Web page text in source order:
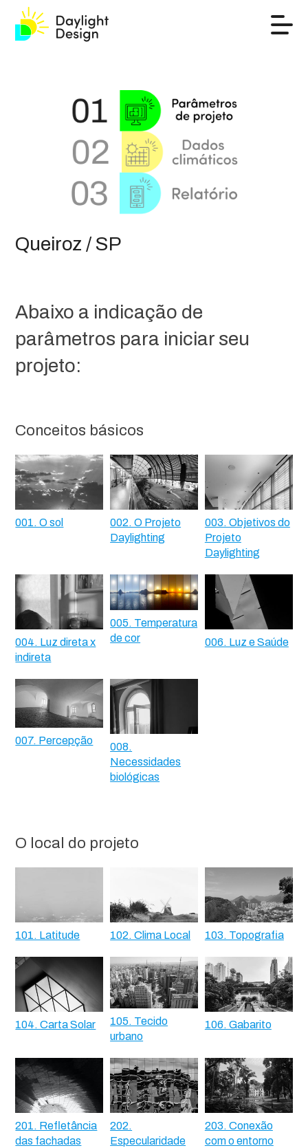
Queiroz / SP
Abaixo a indicação de
parâmetros para iniciar seu
projeto:
Conceitos básicos
001. O sol
002. O Projeto
Daylighting
003. Objetivos do
Projeto
Daylighting
004. Luz direta x
indireta
005. Temperatura
de cor
006. Luz e Saúde
007. Percepção
008.
Necessidades
biológicas
O local do projeto
101. Latitude 102. Clima Local 103. Topografia
104. Carta Solar
105. Tecido
urbano
106. Gabarito
201. Refletância
das fachadas
202.
Especularidade
203. Conexão
com o entorno